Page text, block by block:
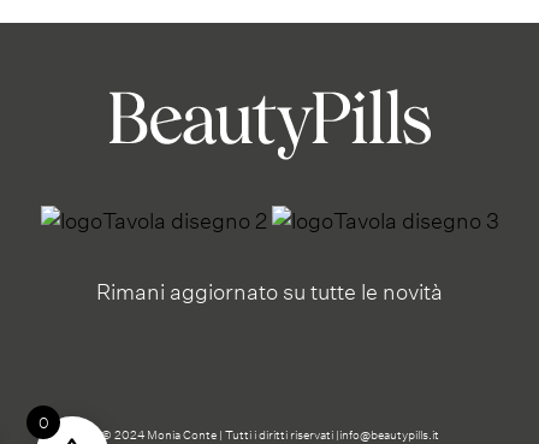
Rimani aggiornato su tutte le novità
© 2024 Monia Conte | Tutti i diritti riservati |info@beautypills.it
0